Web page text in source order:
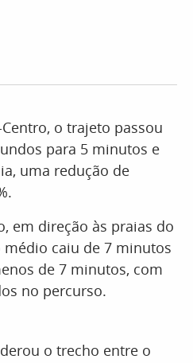
o trajeto passou
para 5 minutos e
uma redução de
em direção às praias do
médio caiu de 7 minutos
de 7 minutos, com
no percurso.
o trecho entre o